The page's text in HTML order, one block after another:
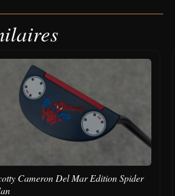
Cameron Del Mar Edition Spider